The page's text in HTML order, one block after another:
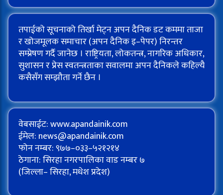
तपाईको सूचनाको तिर्खा मेट्न अपन दैनिक डट कममा ताजा
र खोजमूलक समाचार (अपन दैनिक इ–पेपर) निरन्तर
सम्प्रेषण गर्दै जानेछ । राष्ट्रियता, लोकतन्त्र, नागरिक अधिकार,
सुशासन र प्रेस स्वतन्त्रताका सवालमा अपन दैनिकले कहिल्यै
कसैसँग सम्झौता गर्ने छैन ।
वेबसाईट: www.apandainik.com
ईमेल: news@apandainik.com
फोन नम्बर: ९७७–०३३–५२१२१४
ठेगाना: सिरहा नगरपालिका वाड नम्बर ७
(जिल्ला– सिरहा, मधेश प्रदेश)